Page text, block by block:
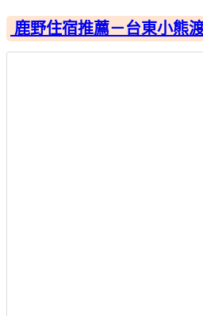
鹿野住宿推薦－台東小熊